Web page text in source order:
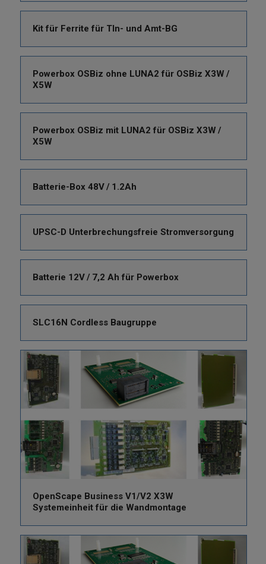
Kit für Ferrite für Tln- und Amt-BG
Powerbox OSBiz ohne LUNA2 für OSBiz X3W /
X5W
Powerbox OSBiz mit LUNA2 für OSBiz X3W /
X5W
Batterie-Box 48V / 1.2Ah
UPSC-D Unterbrechungsfreie Stromversorgung
Batterie 12V / 7,2 Ah für Powerbox
SLC16N Cordless Baugruppe
OpenScape Business V1/V2 X3W
Systemeinheit für die Wandmontage